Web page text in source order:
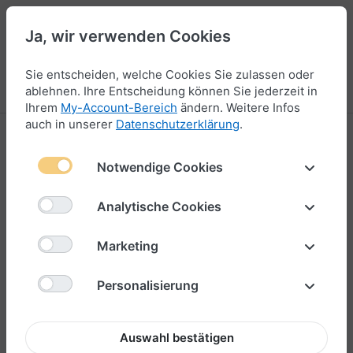
Menü Anmelden Vergleichen Wunschliste Warenkorb
1-36von42
Ja, wir verwenden Cookies
Sie entscheiden, welche Cookies Sie zulassen oder
ablehnen. Ihre Entscheidung können Sie jederzeit in
Ihrem My-Account-Bereich ändern. Weitere Infos
auch in unserer Datenschutzerklärung.
Notwendige Cookies
Analytische Cookies
Marketing
Personalisierung
Auswahl bestätigen